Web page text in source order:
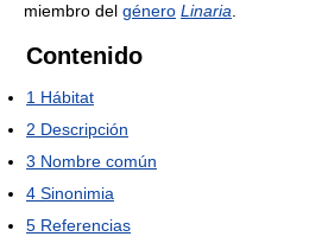
miembro del género Linaria
Contenido
1 Hábitat
2 Descripción
3 Nombre común
4 Sinonimia
5 Referencias